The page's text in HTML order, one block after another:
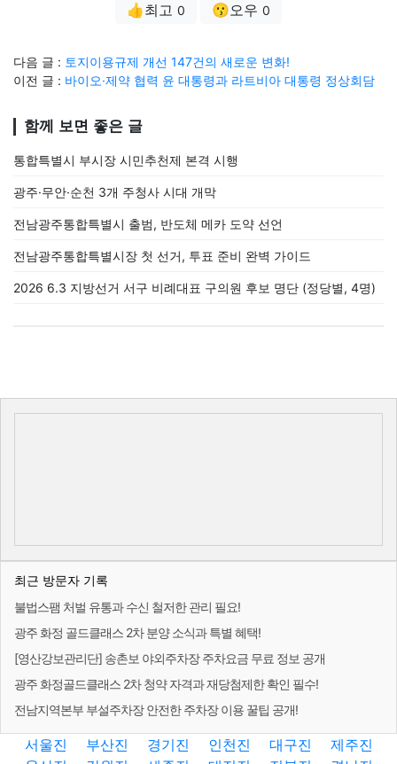
👍최고 0 😗오우 0
다음 글 : 토지이용규제 개선 147건의 새로운 변화!
이전 글 : 바이오·제약 협력 윤 대통령과 라트비아 대통령 정상회담
함께 보면 좋은 글
통합특별시 부시장 시민추천제 본격 시행
광주·무안·순천 3개 주청사 시대 개막
전남광주통합특별시 출범, 반도체 메카 도약 선언
전남광주통합특별시장 첫 선거, 투표 준비 완벽 가이드
2026 6.3 지방선거 서구 비례대표 구의원 후보 명단 (정당별, 4명)
최근 방문자 기록
불법스팸 처벌 유통과 수신 철저한 관리 필요!
광주 화정 골드클래스 2차 분양 소식과 특별 혜택!
[영산강보관리단] 송촌보 야외주차장 주차요금 무료 정보 공개
광주 화정골드클래스 2차 청약 자격과 재당첨제한 확인 필수!
전남지역본부 부설주차장 안전한 주차장 이용 꿀팁 공개!
서울진 부산진 경기진 인천진 대구진
제주진